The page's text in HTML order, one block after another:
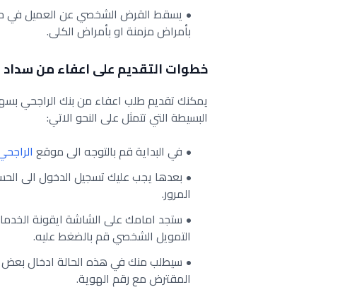
يسقط القرض الشخصي عن العميل في
بأمراض مزمنة او بأمراض الكلى.
خطوات التقديم على اعفاء من
يمكنك تقديم طلب اعفاء من بنك الراجحي
البسيطة التي تتمثل على النحو الاتي:
في البداية قم بالتوجه الى موقع
بعدها يجب عليك تسجيل الدخول الى
المرور.
ستجد امامك على الشاشة ايقونة
التمويل الشخصي قم بالضغط عليه.
سيطلب منك في هذه الحالة ادخال بعض
المقترض مع رقم الهوية.